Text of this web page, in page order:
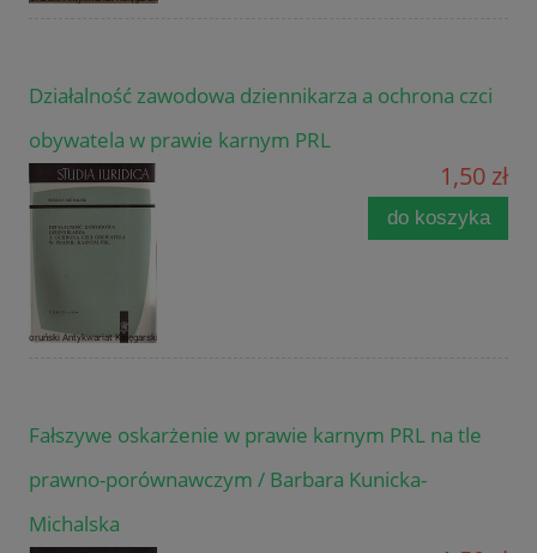
Działalność zawodowa dziennikarza a ochrona czci
obywatela w prawie karnym PRL
1,50 zł
do koszyka
Fałszywe oskarżenie w prawie karnym PRL na tle
prawno-porównawczym / Barbara Kunicka-
Michalska